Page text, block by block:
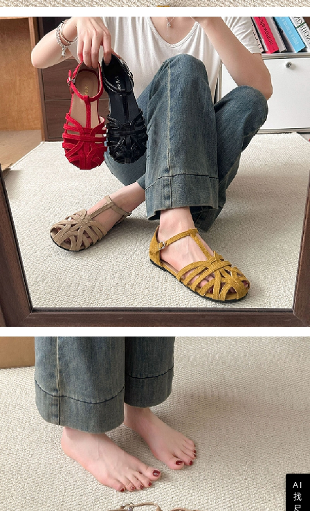
AI
找
尺